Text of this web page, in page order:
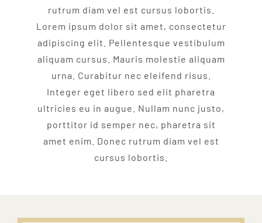
rutrum diam vel est cursus lobortis.
Lorem ipsum dolor sit amet, consectetur
adipiscing elit. Pellentesque vestibulum
aliquam cursus. Mauris molestie aliquam
urna. Curabitur nec eleifend risus.
Integer eget libero sed elit pharetra
ultricies eu in augue. Nullam nunc justo,
porttitor id semper nec, pharetra sit
amet enim. Donec rutrum diam vel est
cursus lobortis.